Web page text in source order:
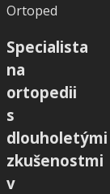
Ortoped
Specialista
na
ortopedii
s
dlouholetými
zkušenostmi
v